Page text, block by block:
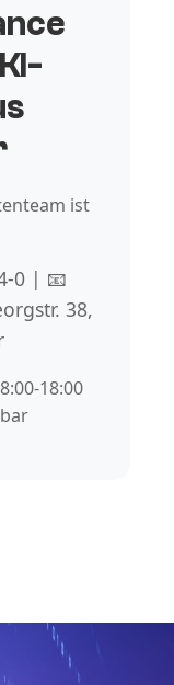
ist
0 | 📧
38,
18:00